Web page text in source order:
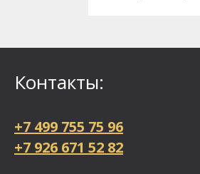
Контакты:
+7 499 755 75 96
+7 926 671 52 82